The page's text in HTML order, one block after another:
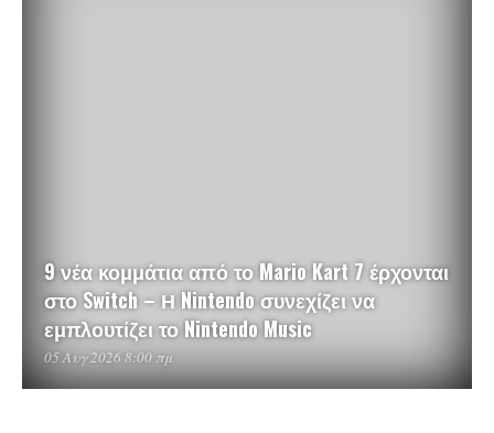
9 νέα κομμάτια από το Mario Kart 7 έρχονται
στο Switch – Η Nintendo συνεχίζει να
εμπλουτίζει το Nintendo Music
05 Αυγ 2026 8:00 πμ